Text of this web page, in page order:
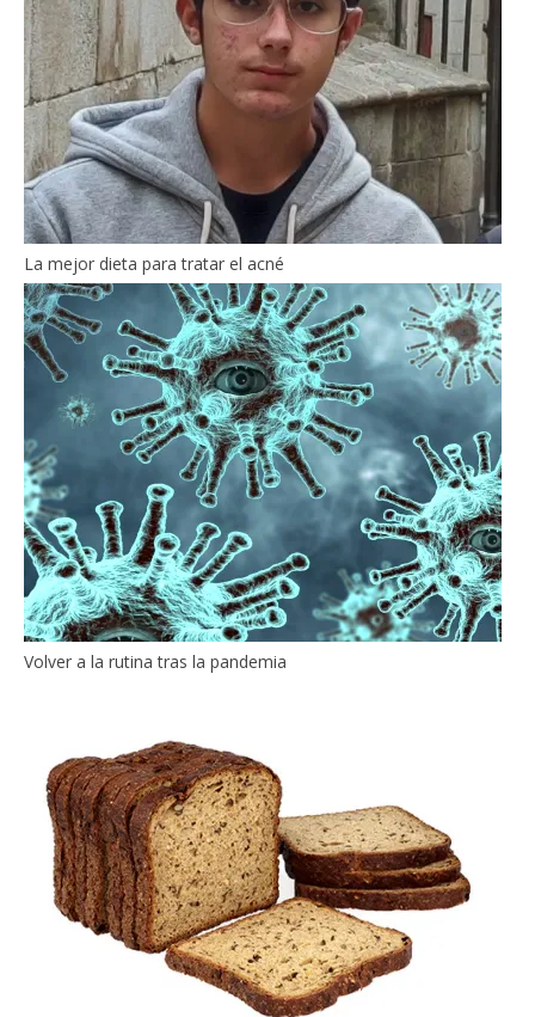
La mejor dieta para tratar el acné
Volver a la rutina tras la pandemia